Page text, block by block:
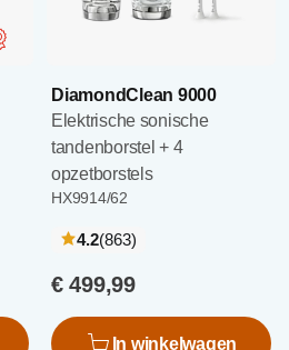
DiamondClean 9000
Elektrische sonische
tandenborstel + 4
opzetborstels
HX9914/62
4.2(863recensies
)
€ 499,99
In winkelwagen